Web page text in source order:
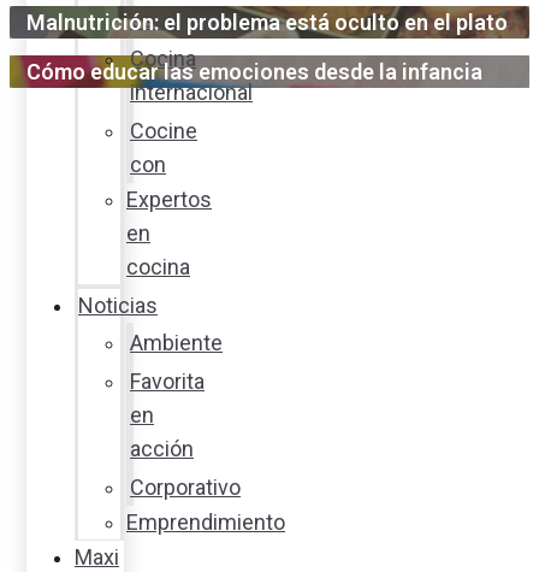
ecuatoriana
Cocina
internacional
Cocine
con
Expertos
en
cocina
Noticias
Ambiente
Favorita
en
acción
Corporativo
Emprendimiento
Maxi
Malnutrición: el problema está oculto en el plato
Cómo educar las emociones desde la infancia